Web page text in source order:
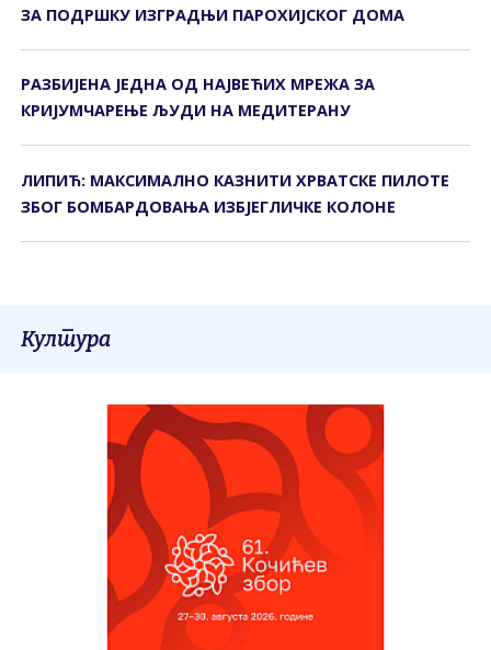
ЗА ПОДРШКУ ИЗГРАДЊИ ПАРОХИЈСКОГ ДОМА
РАЗБИЈЕНА ЈЕДНА ОД НАЈВЕЋИХ МРЕЖА ЗА
КРИЈУМЧАРЕЊЕ ЉУДИ НА МЕДИТЕРАНУ
ЛИПИЋ: МАКСИМАЛНО КАЗНИТИ ХРВАТСКЕ ПИЛОТЕ
ЗБОГ БОМБАРДОВАЊА ИЗБЈЕГЛИЧКЕ КОЛОНЕ
Култура